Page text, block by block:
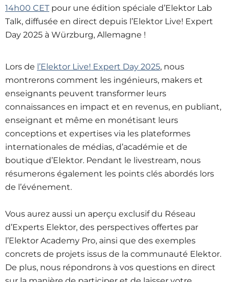
14h00 CET pour une édition spéciale d’Elektor Lab
Talk, diffusée en direct depuis l’Elektor Live! Expert
Day 2025 à Würzburg, Allemagne !
Lors de l’Elektor Live! Expert Day 2025, nous
montrerons comment les ingénieurs, makers et
enseignants peuvent transformer leurs
connaissances en impact et en revenus, en publiant,
enseignant et même en monétisant leurs
conceptions et expertises via les plateformes
internationales de médias, d’académie et de
boutique d’Elektor. Pendant le livestream, nous
résumerons également les points clés abordés lors
de l’événement.
Vous aurez aussi un aperçu exclusif du Réseau
d’Experts Elektor, des perspectives offertes par
l’Elektor Academy Pro, ainsi que des exemples
concrets de projets issus de la communauté Elektor.
De plus, nous répondrons à vos questions en direct